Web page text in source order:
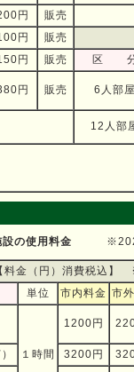
円
販売
円 販売
円 販売 区
円 販売
6人部屋
12人部
設の使用料金 ※2025
料金（円）消費税込】
単位 市内料金 市
１時間
1200円
3200円